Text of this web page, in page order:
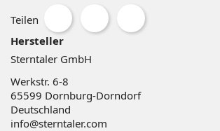
Teilen
Hersteller
Sterntaler GmbH
Werkstr. 6-8
65599 Dornburg-Dorndorf
Deutschland
info@sterntaler.com